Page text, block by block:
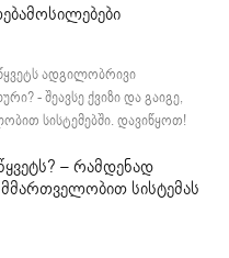
ადგილობრივი
- შეავსე ქვიზი და გაიგე,
სისტემებში. დავიწყოთ!
– რამდენად
სისტემას